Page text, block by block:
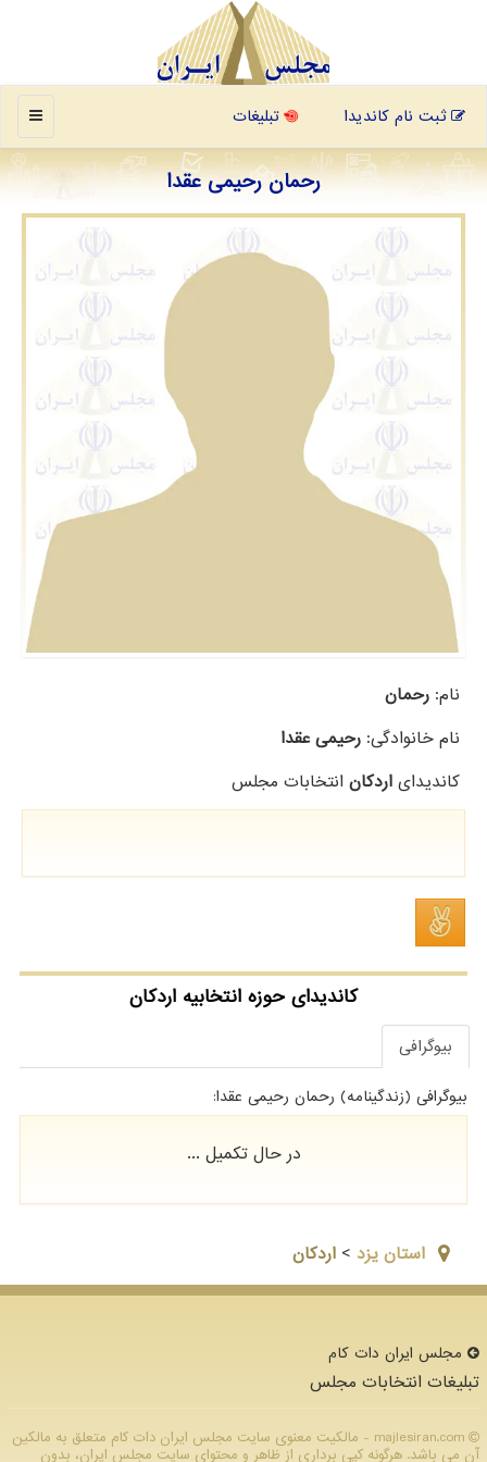
منو ثبت نام کاندیدا تبلیغات
رحمان رحیمی عقدا
نام: رحمان
نام خانوادگی: رحیمی عقدا
کاندیدای اردکان انتخابات مجلس
کاندیدای حوزه انتخابیه اردکان
بیوگرافی
بیوگرافی (زندگینامه) رحمان رحیمی عقدا:
در حال تکمیل ...
استان يزد > اردکان
مجلس ایران دات كام
تبلیغات انتخابات مجلس
majlesiran.com - مالکیت معنوی سایت مجلس ایران دات كام متعلق به مالکین
آن می باشد. هرگونه کپی برداری از ظاهر و محتوای سایت مجلس ایران، بدون